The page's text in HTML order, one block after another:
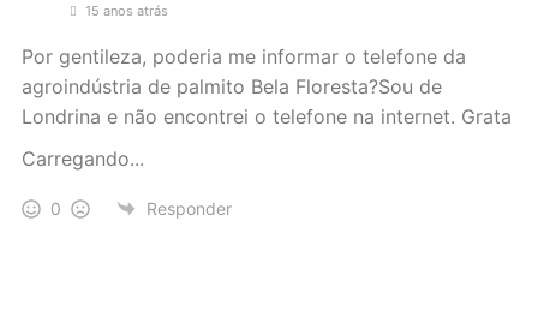
15 anos atrás
Por gentileza, poderia me informar o telefone da
agroindústria de palmito Bela Floresta?Sou de
Londrina e não encontrei o telefone na internet. Grata
Carregando...
0 Responder